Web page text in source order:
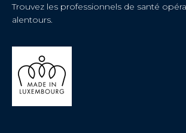
Trouvez les professionnels de santé
alentours.